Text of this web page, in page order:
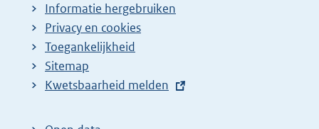
Informatie hergebruiken
Privacy en cookies
Toegankelijkheid
Sitemap
E
t
Kwetsbaarheid melden